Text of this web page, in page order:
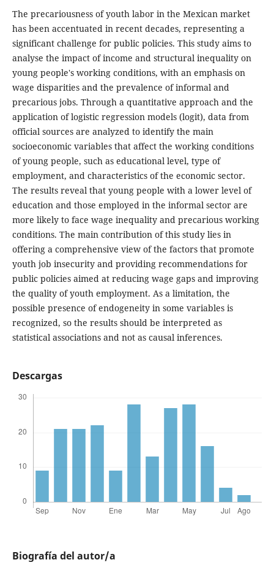
The precariousness of youth labor in the Mexican market
has been accentuated in recent decades, representing a
significant challenge for public policies. This study aims to
analyse the impact of income and structural inequality on
young people's working conditions, with an emphasis on
wage disparities and the prevalence of informal and
precarious jobs. Through a quantitative approach and the
application of logistic regression models (logit), data from
official sources are analyzed to identify the main
socioeconomic variables that affect the working conditions
of young people, such as educational level, type of
employment, and characteristics of the economic sector.
The results reveal that young people with a lower level of
education and those employed in the informal sector are
more likely to face wage inequality and precarious working
conditions. The main contribution of this study lies in
offering a comprehensive view of the factors that promote
youth job insecurity and providing recommendations for
public policies aimed at reducing wage gaps and improving
the quality of youth employment. As a limitation, the
possible presence of endogeneity in some variables is
recognized, so the results should be interpreted as
statistical associations and not as causal inferences.
Descargas
Biografía del autor/a